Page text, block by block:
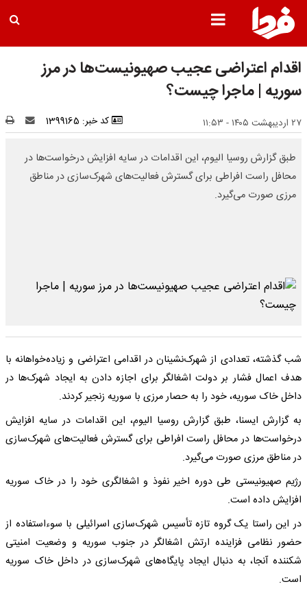
اقدام اعتراضی عجیب صهیونیست‌ها در مرز
سوریه | ماجرا چیست؟
۲۷ اردیبهشت ۱۴۰۵ - ۱۱:۵۳ کد خبر: 1399165
طبق گزارش روسیا الیوم، این اقدامات در سایه افزایش درخواست‌ها در
محافل راست افراطی برای گسترش فعالیت‌های شهرک‌سازی در مناطق
مرزی صورت می‌گیرد.
شب گذشته، تعدادی از شهرک‌نشینان در اقدامی اعتراضی و زیاده‌خواهانه با
هدف اعمال فشار بر دولت اشغالگر برای اجازه دادن به ایجاد شهرک‌ها در
داخل خاک سوریه، خود را به حصار مرزی با سوریه زنجیر کردند.
به گزارش ایسنا، طبق گزارش روسیا الیوم، این اقدامات در سایه افزایش
درخواست‌ها در محافل راست افراطی برای گسترش فعالیت‌های شهرک‌سازی
در مناطق مرزی صورت می‌گیرد.
رژیم صهیونیستی طی دوره اخیر نفوذ و اشغالگری خود را در خاک سوریه
افزایش داده است.
در این راستا یک گروه تازه تأسیس شهرک‌سازی اسرائیلی با سوءاستفاده از
حضور نظامی فزاینده ارتش اشغالگر در جنوب سوریه و وضعیت امنیتی
شکننده آنجا، به دنبال ایجاد پایگاه‌های شهرک‌سازی در داخل خاک سوریه
است.